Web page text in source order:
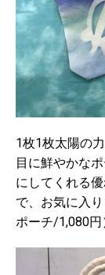
1枚1枚太陽の
目に鮮やかな
にしてくれる
で、お気に入
ポーチ/1,080円